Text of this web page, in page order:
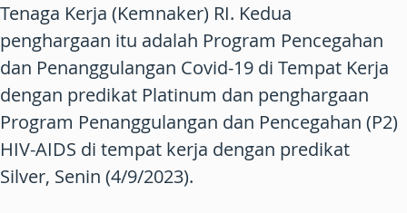
Tenaga Kerja (Kemnaker) RI. Kedua
penghargaan itu adalah Program Pencegahan
dan Penanggulangan Covid-19 di Tempat Kerja
dengan predikat Platinum dan penghargaan
Program Penanggulangan dan Pencegahan (P2)
HIV-AIDS di tempat kerja dengan predikat
Silver, Senin (4/9/2023).